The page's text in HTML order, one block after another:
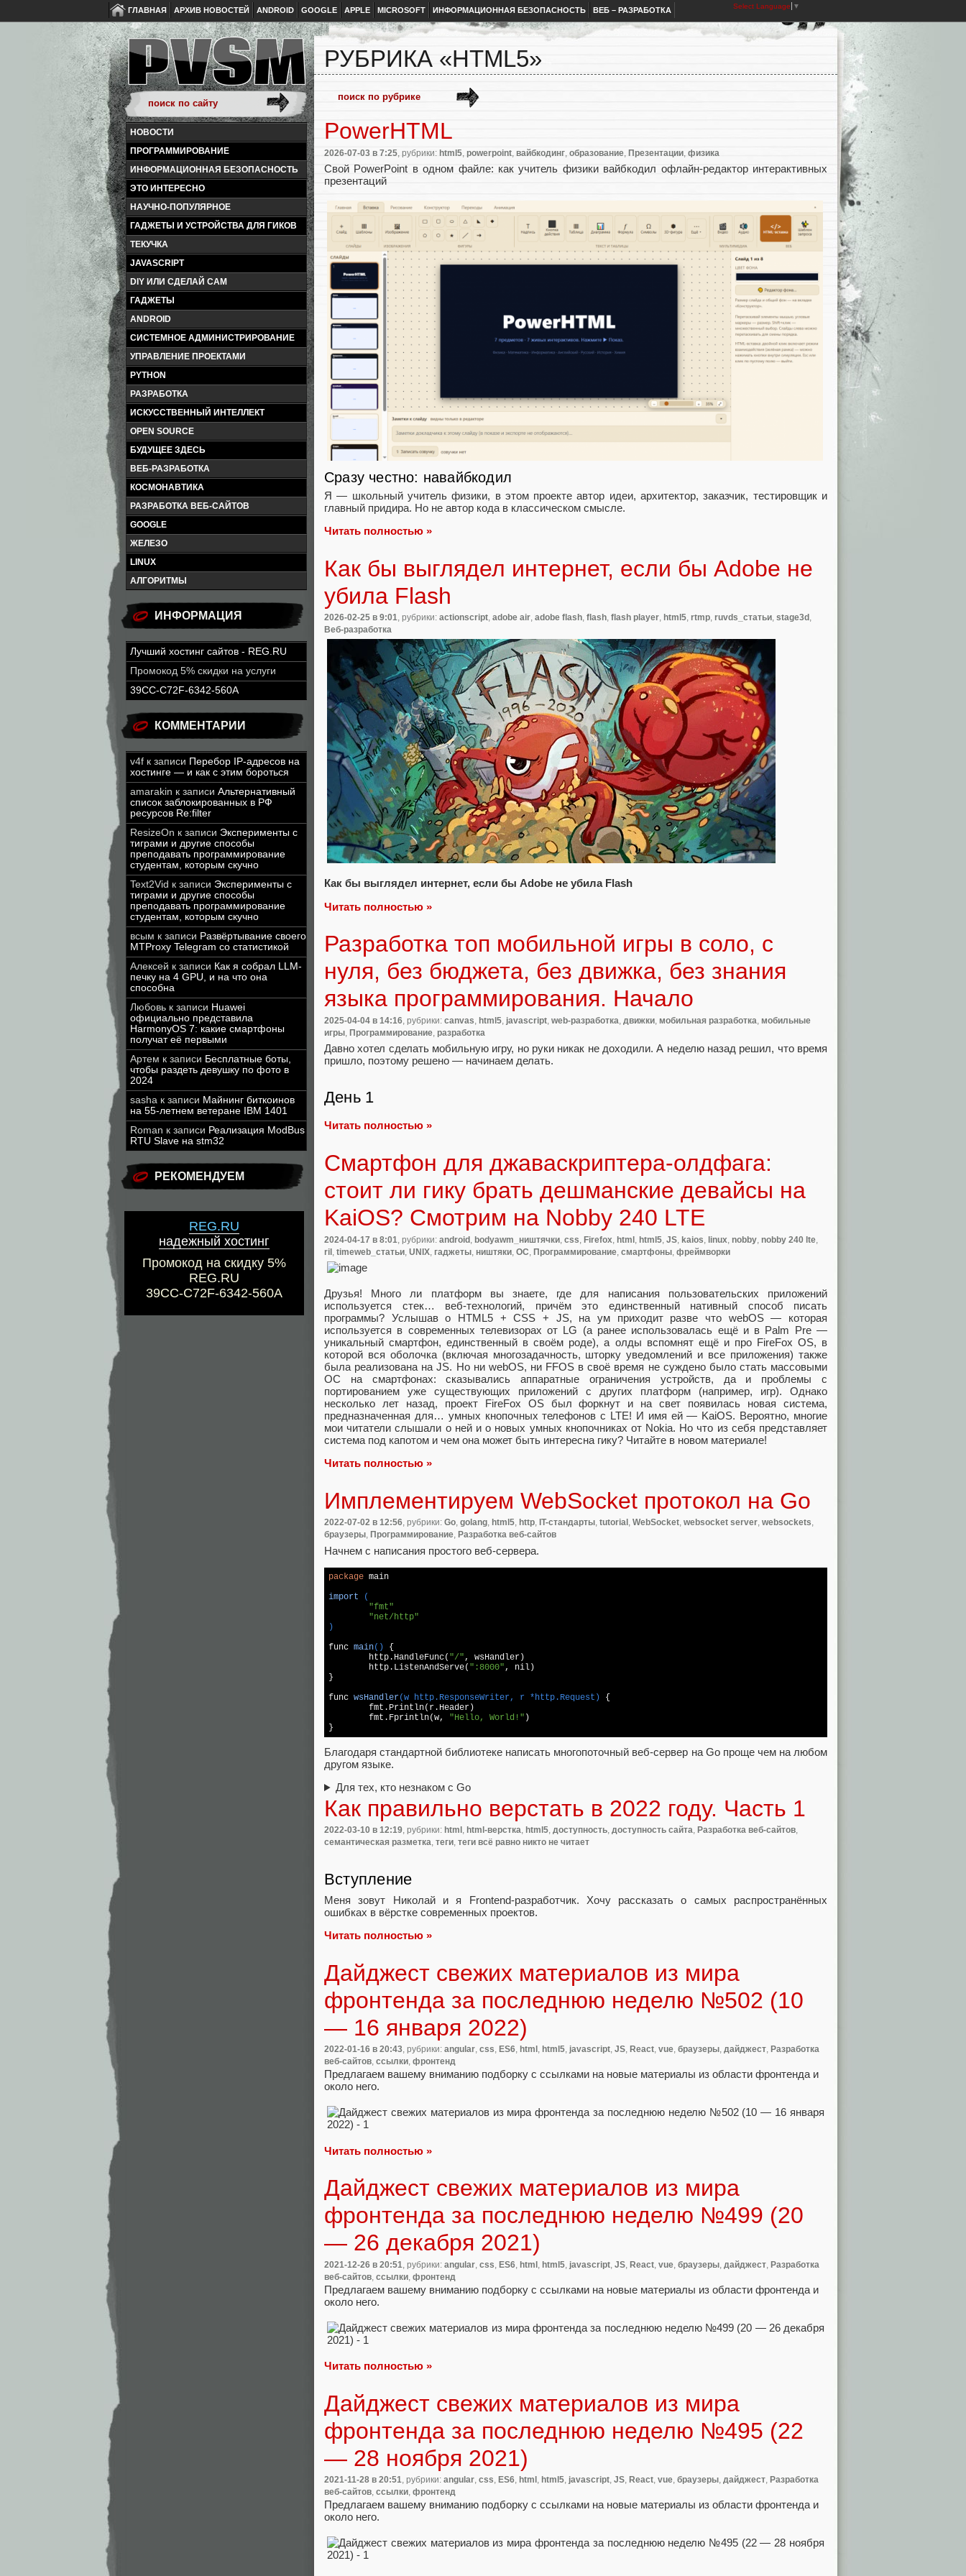
ГЛАВНАЯ АРХИВ НОВОСТЕЙ ANDROID GOOGLE APPLE MICROSOFT ИНФОРМАЦИОННАЯ БЕЗОПАСНОСТЬ ВЕБ – РАЗРАБОТКА Select Language ▼
НОВОСТИ
ПРОГРАММИРОВАНИЕ
ИНФОРМАЦИОННАЯ БЕЗОПАСНОСТЬ
ЭТО ИНТЕРЕСНО
НАУЧНО-ПОПУЛЯРНОЕ
ГАДЖЕТЫ И УСТРОЙСТВА ДЛЯ ГИКОВ
ТЕКУЧКА
JAVASCRIPT
DIY ИЛИ СДЕЛАЙ САМ
ГАДЖЕТЫ
ANDROID
СИСТЕМНОЕ АДМИНИСТРИРОВАНИЕ
УПРАВЛЕНИЕ ПРОЕКТАМИ
PYTHON
РАЗРАБОТКА
ИСКУССТВЕННЫЙ ИНТЕЛЛЕКТ
OPEN SOURCE
БУДУЩЕЕ ЗДЕСЬ
ВЕБ-РАЗРАБОТКА
КОСМОНАВТИКА
РАЗРАБОТКА ВЕБ-САЙТОВ
GOOGLE
ЖЕЛЕЗО
LINUX
АЛГОРИТМЫ
ИНФОРМАЦИЯ
Лучший хостинг сайтов - REG.RU
Промокод 5% скидки на услуги
39CC-C72F-6342-560A
КОММЕНТАРИИ
v4f к записи Перебор IP-адресов на
хостинге — и как с этим бороться
amarakin к записи Альтернативный
список заблокированных в РФ
ресурсов Re:filter
ResizeOn к записи Эксперименты с
тиграми и другие способы
преподавать программирование
студентам, которым скучно
Text2Vid к записи Эксперименты с
тиграми и другие способы
преподавать программирование
студентам, которым скучно
всым к записи Развёртывание своего
MTProxy Telegram со статистикой
Алексей к записи Как я собрал LLM-
печку на 4 GPU, и на что она
способна
Любовь к записи Huawei
официально представила
HarmonyOS 7: какие смартфоны
получат её первыми
Артем к записи Бесплатные боты,
чтобы раздеть девушку по фото в
2024
sasha к записи Майнинг биткоинов
на 55-летнем ветеране IBM 1401
Roman к записи Реализация ModBus
RTU Slave на stm32
РЕКОМЕНДУЕМ
REG.RU
надежный хостинг
Промокод на скидку 5%
REG.RU
39CC-C72F-6342-560A
РУБРИКА «HTML5»
PowerHTML
2026-07-03 в 7:25 , рубрики: html5 powerpoint вайбкодинг образование Презентации физика
Свой PowerPoint в одном файле: как учитель физики вайбкодил офлайн-редактор интерактивных
презентаций
Сразу честно: навайбкодил
Я — школьный учитель физики, в этом проекте автор идеи, архитектор, заказчик, тестировщик и
главный придира. Но не автор кода в классическом смысле.
Читать полностью »
Как бы выглядел интернет, если бы Adobe не
убила Flash
2026-02-25 в 9:01, рубрики: actionscript, adobe air, adobe flash, flash, flash player, html5, rtmp, ruvds_статьи, stage3d ,
Веб-разработка
Как бы выглядел интернет, если бы Adobe не убила Flash
Читать полностью »
Разработка топ мобильной игры в соло, с
нуля, без бюджета, без движка, без знания
языка программирования. Начало
2025-04-04 в 14:16 , рубрики: canvas html5 javascript web-разработка движки мобильная разработка мобильные
игры Программирование разработка
Давно хотел сделать мобильную игру, но руки никак не доходили. А неделю назад решил, что время
пришло, поэтому решено — начинаем делать.
День 1
Читать полностью »
Смартфон для джаваскриптера-олдфага:
стоит ли гику брать дешманские девайсы на
KaiOS? Смотрим на Nobby 240 LTE
2024-04-17 в 8:01 , рубрики: android bodyawm_ништячки css Firefox html html5 JS kaios linux nobby nobby 240 lte
ril timeweb_статьи UNIX гаджеты ништяки ОС Программирование смартфоны фреймворки
Друзья! Много ли платформ вы знаете, где для написания пользовательских приложений
используется стек… веб-технологий, причём это единственный нативный способ писать
программы? Услышав о HTML5 + CSS + JS, на ум приходит разве что webOS — которая
используется в современных телевизорах от LG (а ранее использовалась ещё и в Palm Pre —
уникальный смартфон, единственный в своём роде), а олды вспомнят ещё и про FireFox OS, в
которой вся оболочка (включая многозадачность, шторку уведомлений и все приложения) также
была реализована на JS. Но ни webOS, ни FFOS в своё время не суждено было стать массовыми
ОС на смартфонах: сказывались аппаратные ограничения устройств, да и проблемы с
портированием уже существующих приложений с других платформ (например, игр). Однако
несколько лет назад, проект FireFox OS был форкнут и на свет появилась новая система,
предназначенная для… умных кнопочных телефонов с LTE! И имя ей — KaiOS. Вероятно, многие
мои читатели слышали о ней и о новых умных кнопочниках от Nokia. Но что из себя представляет
система под капотом и чем она может быть интересна гику? Читайте в новом материале!
Читать полностью »
Имплементируем WebSocket протокол на Go
2022-07-02 в 12:56, рубрики: Go, golang, html5, http, IT-стандарты, tutorial , WebSocket, websocket server, websockets,
браузеры, Программирование, Разработка веб-сайтов
Начнем с написания простого веб-сервера.
package main
import
(
"fmt"
"net/http"
)
func main()
{
	http.HandleFunc(
"/", wsHandler)
	http.ListenAndServe(
":8000", nil)
}
func wsHandler(w http.ResponseWriter, r *http.Request)
{
	fmt.Fprintln(w,
"Hello, World!" )
}
Благодаря стандартной библиотеке написать многопоточный веб-сервер на Go проще чем на любом
другом языке.
Для тех, кто незнаком с Go
Как правильно верстать в 2022 году. Часть 1
2022-03-10 в 12:19, рубрики: html , html-верстка, html5, доступность, доступность сайта, Разработка веб-сайтов,
семантическая разметка, теги, теги всё равно никто не читает
Вступление
Меня зовут Николай и я Frontend-разработчик. Хочу рассказать о самых распространённых
ошибках в вёрстке современных проектов.
Читать полностью »
Дайджест свежих материалов из мира
фронтенда за последнюю неделю №502 (10
— 16 января 2022)
2022-01-16 в 20:43, рубрики: angular, css, ES6, html , html5, javascript, JS, React, vue, браузеры, дайджест, Разработка
веб-сайтов, ссылки, фронтенд
Предлагаем вашему вниманию подборку с ссылками на новые материалы из области фронтенда и
около него.
Читать полностью »
Дайджест свежих материалов из мира
фронтенда за последнюю неделю №499 (20
— 26 декабря 2021)
2021-12-26 в 20:51 , рубрики: angular css ES6 html html5 javascript JS React vue браузеры дайджест Разработка
веб-сайтов ссылки фронтенд
Предлагаем вашему вниманию подборку с ссылками на новые материалы из области фронтенда и
около него.
Читать полностью »
Дайджест свежих материалов из мира
фронтенда за последнюю неделю №495 (22
— 28 ноября 2021)
2021-11-28 в 20:51, рубрики: angular, css, ES6, html , html5, javascript, JS, React, vue, браузеры, дайджест, Разработка
веб-сайтов, ссылки, фронтенд
Предлагаем вашему вниманию подборку с ссылками на новые материалы из области фронтенда и
около него.